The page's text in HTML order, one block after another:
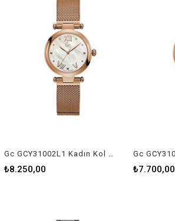
Gc GCY31002L1 Kadın Kol Saati
₺8.250,00 ₺7.700,00